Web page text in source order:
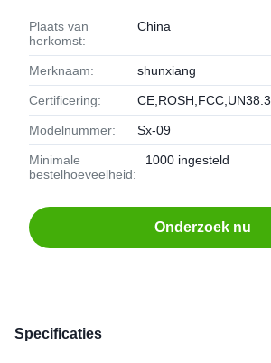
Plaats van
herkomst:
China
Merknaam: shunxiang
Certificering: CE,ROSH,FCC,UN38.3
Modelnummer: Sx-09
Minimale
bestelhoeveelheid:
1000 ingesteld
Onderzoek nu
Specificaties